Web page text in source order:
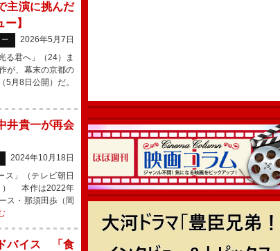
主演に挑んだ
】
2026年5月7日
る君へ」（24）ま
が、幕末の京都の
月8日公開）だ。
井貴一が再会
2024年10月18日
」（テレビ朝日
） 本作は2022年
ス・那須田歩（岡
バイス 「食